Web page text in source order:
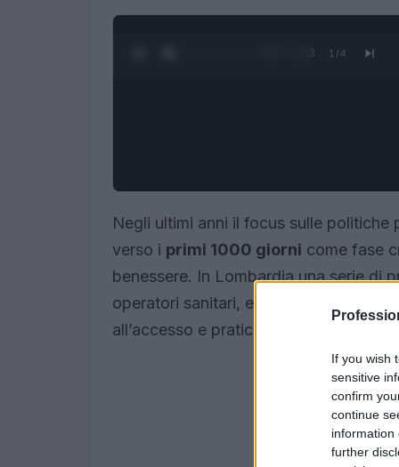
If you wish
sensitive
confirm
continue
information
further
0:28 / 1:23 1 /4
Negli ultimi anni il focus sulle
verso i primi 1000 giorni come fase
benessere. In Lombardia una serie di
operatori sanitari, educativi e del
all’accesso e pratiche efficaci rivolte